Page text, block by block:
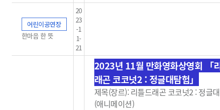
어린이공연장
한마음 한 뜻
20
23
-1
1-
21
2023년 11월 만화영화상영회 「
래곤 코코넛2 : 정글대탐험」
제목(장르): 리틀드래곤 코코넛2 : 정글
(애니메이션)